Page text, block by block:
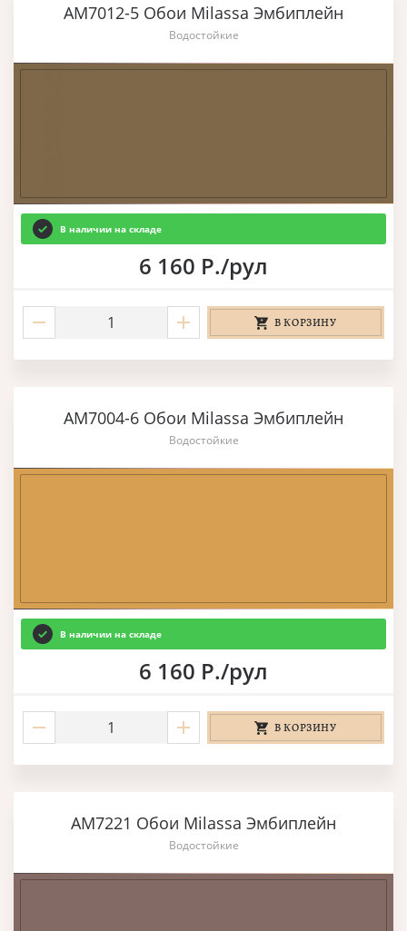
AM7012-5 Обои Milassa Эмбиплейн
Водостойкие
В наличии на складе
6 160 Р./рул
В КОРЗИНУ
AM7004-6 Обои Milassa Эмбиплейн
Водостойкие
В наличии на складе
6 160 Р./рул
В КОРЗИНУ
AM7221 Обои Milassa Эмбиплейн
Водостойкие